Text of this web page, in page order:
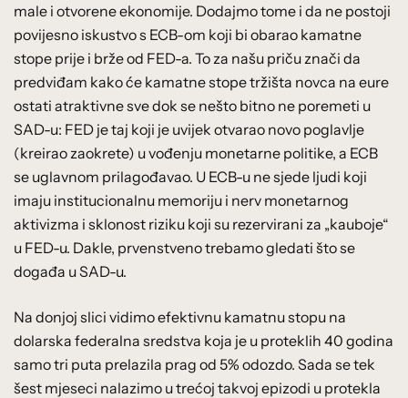
male i otvorene ekonomije. Dodajmo tome i da ne postoji
povijesno iskustvo s ECB-om koji bi obarao kamatne
stope prije i brže od FED-a. To za našu priču znači da
predviđam kako će kamatne stope tržišta novca na eure
ostati atraktivne sve dok se nešto bitno ne poremeti u
SAD-u: FED je taj koji je uvijek otvarao novo poglavlje
(kreirao zaokrete) u vođenju monetarne politike, a ECB
se uglavnom prilagođavao. U ECB-u ne sjede ljudi koji
imaju institucionalnu memoriju i nerv monetarnog
aktivizma i sklonost riziku koji su rezervirani za „kauboje“
u FED-u. Dakle, prvenstveno trebamo gledati što se
događa u SAD-u.
Na donjoj slici vidimo efektivnu kamatnu stopu na
dolarska federalna sredstva koja je u proteklih 40 godina
samo tri puta prelazila prag od 5% odozdo. Sada se tek
šest mjeseci nalazimo u trećoj takvoj epizodi u protekla